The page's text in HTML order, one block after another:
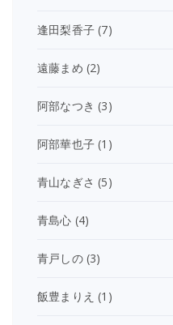
逢田梨香子 (7)
遠藤まめ (2)
阿部なつき (3)
阿部華也子 (1)
青山なぎさ (5)
青島心 (4)
青戸しの(3)
飯豊まりえ (1)